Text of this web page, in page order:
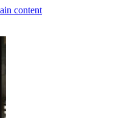
content